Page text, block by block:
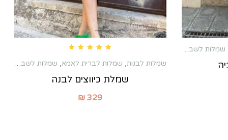
שמלות לשבת חתן
שמלות לבנות, שמלות לברית לאמא, שמלות לשבת חתן
שמלת כיווצים לבנה
₪ 329